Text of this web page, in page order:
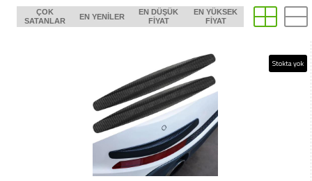
ÇOK
SATANLAR
EN YENILER
EN DÜŞÜK
FIYAT
EN YÜKSEK
FIYAT
Stokta yok